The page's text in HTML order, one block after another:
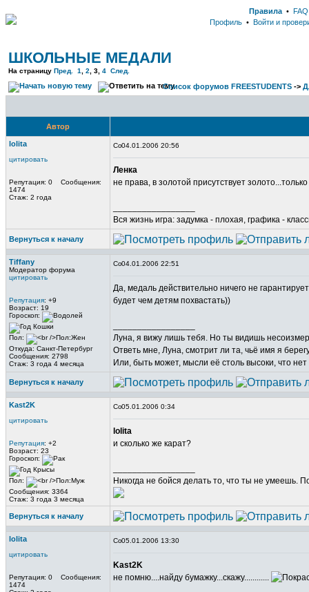
Правила • FAQ
Профиль • Войти и
ШКОЛЬНЫЕ МЕДАЛИ
На страницу Пред. 1 2 3 4 След.
Список форумов FREESTUDENTS ->
Автор
lolita
цитировать
Репутация: 0 Сообщения:
1474
Стаж: 2 года
04.01.2006 20:56
Ленка
не права, в золотой присутствует
Вся жизнь игра: задумка - плохая, графика -
Вернуться к началу
Tiffany
Модератор форума
цитировать
Репутация: +9
Возраст: 19
Гороскоп:
Пол:
Откуда: Санкт-Петербург
Сообщения: 2798
Стаж: 3 года 4 месяца
04.01.2006 22:51
Да, медаль действительно ничего не
будет чем детям похвастать))
Луна, я вижу лишь тебя. Но ты видишь
Ответь мне, Луна, смотрит ли та, чьё имя я
Или, быть может, мысли её столь высоки, что
Вернуться к началу
Kast2K
цитировать
Репутация: +2
Возраст: 23
Гороскоп:
Пол:
Сообщения: 3364
Стаж: 3 года 3 месяца
05.01.2006 0:34
lolita
и сколько же карат?
Никогда не бойся делать то, что ты не умеешь.
Вернуться к началу
lolita
цитировать
Репутация: 0 Сообщения:
1474
05.01.2006 13:30
Kast2K
не помню....найду бумажку...скажу............